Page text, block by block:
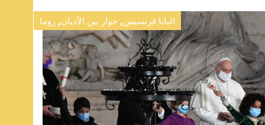
البابا فرنسيس, حوار بين الأديان, روما